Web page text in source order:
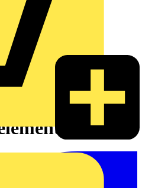
o.
Geräte m.